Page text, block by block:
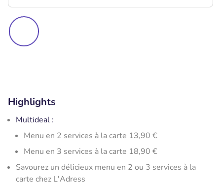
Highlights
Multideal :
Menu en 2 services à la carte 13,90 €
Menu en 3 services à la carte 18,90 €
Savourez un délicieux menu en 2 ou 3 services à la
carte chez L'Adress